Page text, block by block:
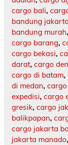
cargo bali,
bandung jakarta
bandung murah,
cargo barang,
cargo bekasi,
darat, cargo
cargo di batam,
di medan,
expedisi, cargo
gresik, cargo
balikpapan,
cargo jakarta
jakarta manado,